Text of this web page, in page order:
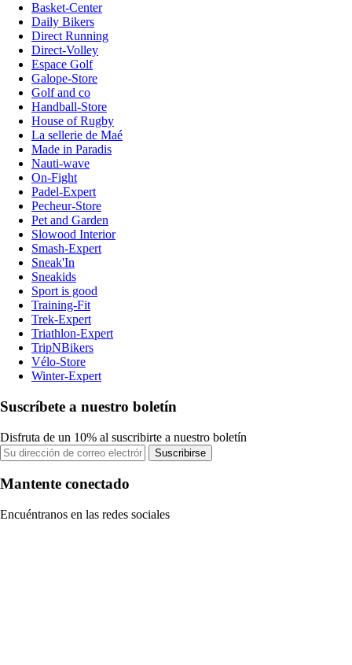
Basket-Center
Daily Bikers
Direct Running
Direct-Volley
Espace Golf
Galope-Store
Golf and co
Handball-Store
House of Rugby
La sellerie de Maé
Made in Paradis
Nauti-wave
On-Fight
Padel-Expert
Pecheur-Store
Pet and Garden
Slowood Interior
Smash-Expert
Sneak'In
Sneakids
Sport is good
Training-Fit
Trek-Expert
Triathlon-Expert
TripNBikers
Vélo-Store
Winter-Expert
Suscríbete a nuestro boletín
Disfruta de un 10% al suscribirte a nuestro boletín
Suscribirse
Mantente conectado
Encuéntranos en las redes sociales